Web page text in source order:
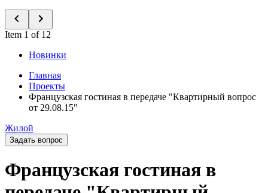
Item 1 of 12
Новинки
Главная
Проекты
Французская гостиная в передаче "Квартирный вопрос
от 29.08.15"
Жилой
Задать вопрос
Французская гостиная в